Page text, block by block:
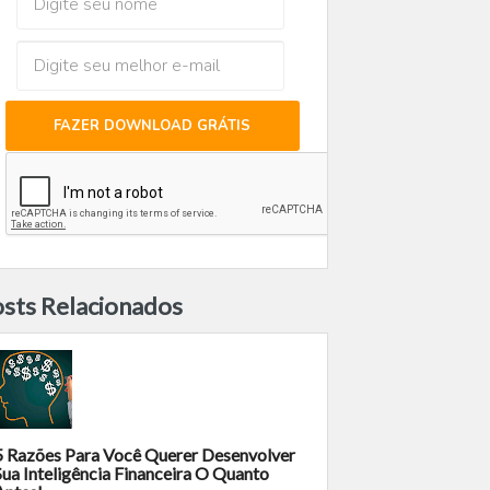
FAZER DOWNLOAD GRÁTIS
Relacionados
Razões Para Você Querer Desenvolver
Inteligência Financeira O Quanto